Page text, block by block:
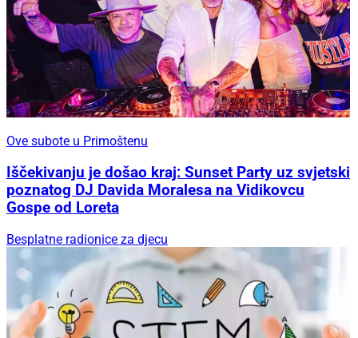
Ove subote u Primoštenu
Iščekivanju je došao kraj: Sunset Party uz svjetski
poznatog DJ Davida Moralesa na Vidikovcu
Gospe od Loreta
Besplatne radionice za djecu